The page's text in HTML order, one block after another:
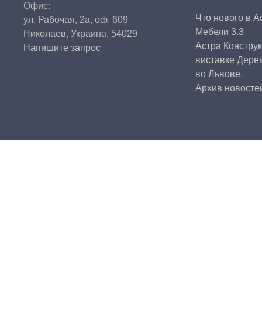
Офис:
ул. Рабочая, 2а, оф. 609
Николаев, Украина, 54029
Напишите запрос
Что нового в
Мебели 3.3
Астра
виставке
во Львове.
Архив